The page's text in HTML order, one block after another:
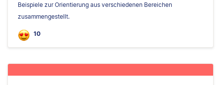
Beispiele zur Orientierung aus verschiedenen Bereichen
zusammengestellt.
10